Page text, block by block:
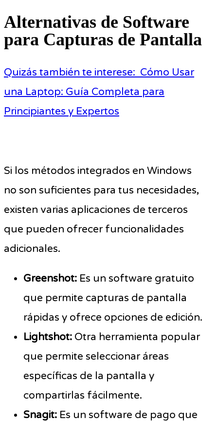
Alternativas de Software
para Capturas de Pantalla
Quizás también te interese: Cómo Usar
una Laptop: Guía Completa para
Principiantes y Expertos
Si los métodos integrados en Windows
no son suficientes para tus necesidades,
existen varias aplicaciones de terceros
que pueden ofrecer funcionalidades
adicionales.
Greenshot: Es un software gratuito
que permite capturas de pantalla
rápidas y ofrece opciones de edición.
Lightshot: Otra herramienta popular
que permite seleccionar áreas
específicas de la pantalla y
compartirlas fácilmente.
Snagit: Es un software de pago que